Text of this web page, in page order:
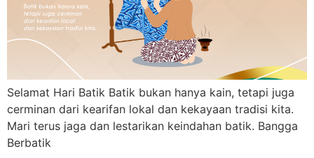
Selamat Hari Batik Batik bukan hanya kain, tetapi juga
cerminan dari kearifan lokal dan kekayaan tradisi kita.
Mari terus jaga dan lestarikan keindahan batik. Bangga
Berbatik